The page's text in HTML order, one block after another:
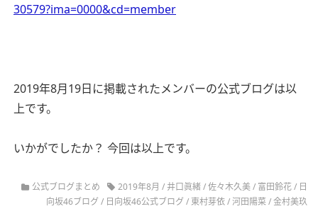
30579?ima=0000&cd=member
2019年8月19日に掲載されたメンバーの公式ブログは以
上です。
いかがでしたか？ 今回は以上です。
公式ブログまとめ 2019年8月 /井口眞緒/佐々木久美/ 富田鈴花/ 日
向坂46ブログ/ 日向坂46公式ブログ/ 東村芽依/河田陽菜/金村美玖